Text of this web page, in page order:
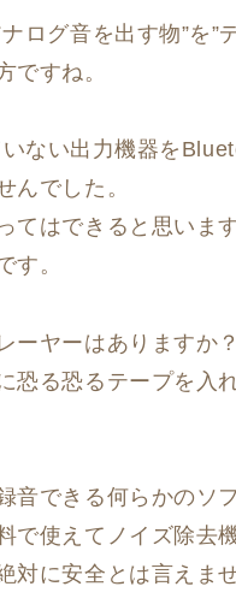
ログ音を出す物”を”
ですね。
ない出力機器を
んでした。
てはできると思います
す。
ーヤーはありますか？
恐る恐るテープを入
音できる何らかのソ
で使えてノイズ除去
対に安全とは言えま